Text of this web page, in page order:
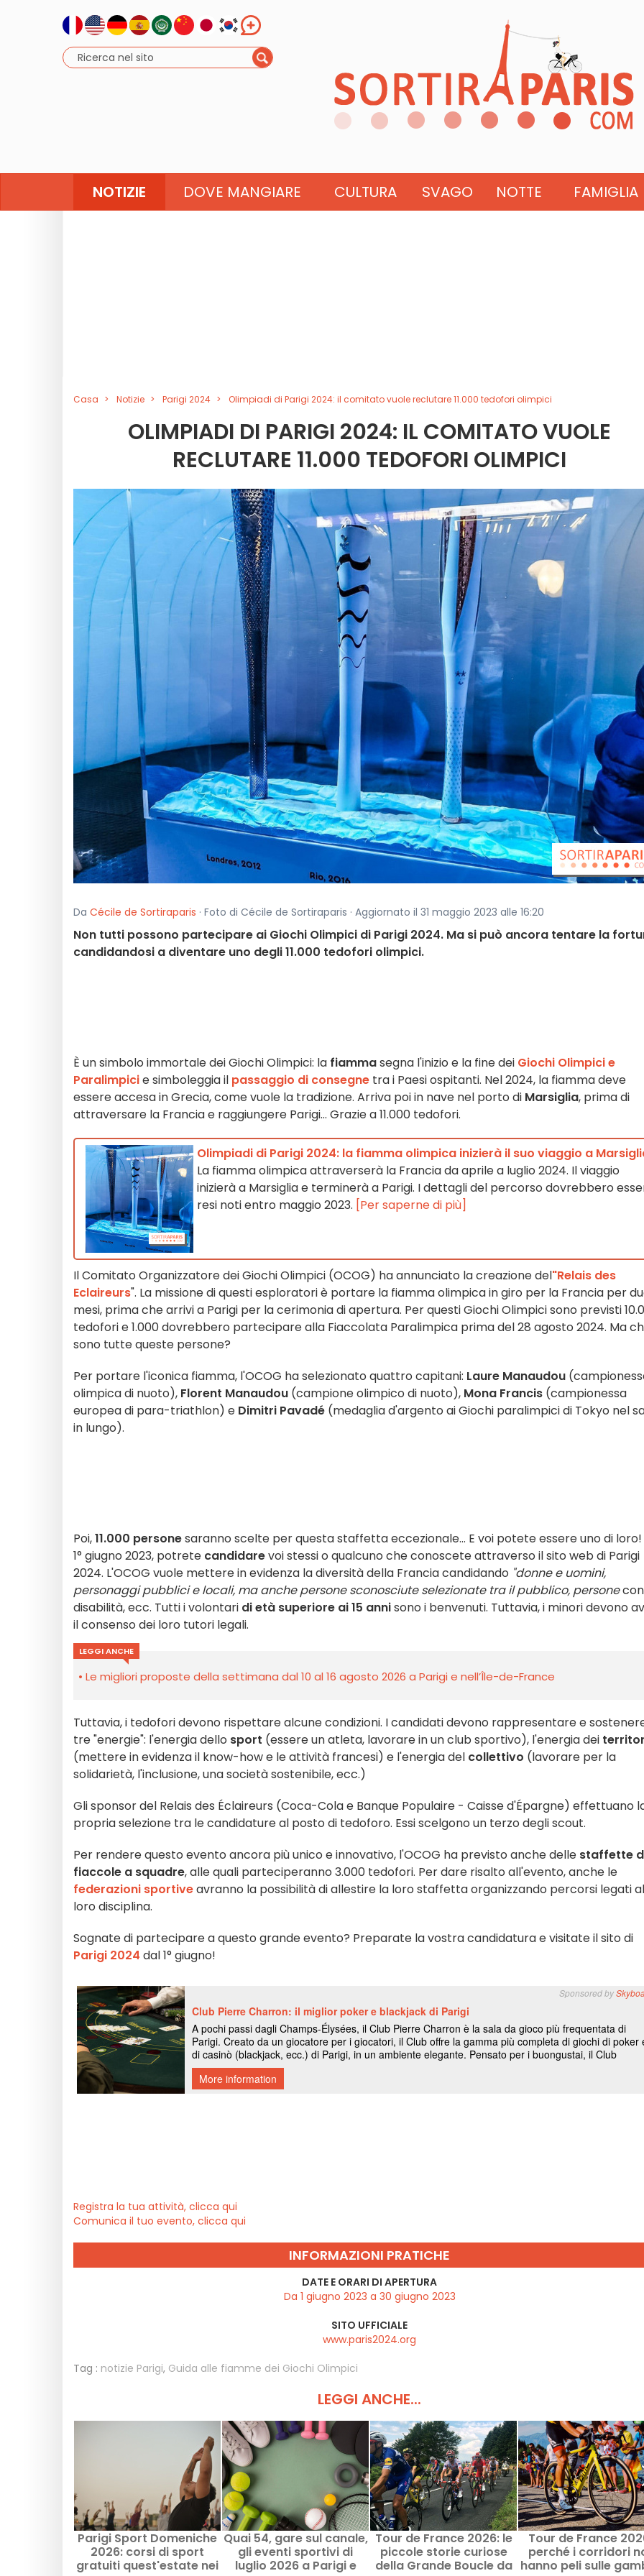
NOTIZIE DOVE MANGIARE CULTURA SVAGO NOTTE FAMIGLIA
Casa Notizie Parigi 2024 Olimpiadi di Parigi 2024: il comitato vuole reclutare 11.000 tedofori olimpici
OLIMPIADI DI PARIGI 2024: IL COMITATO VUOLE
RECLUTARE 11.000 TEDOFORI OLIMPICI
Da Cécile de Sortiraparis · Foto di Cécile de Sortiraparis · Aggiornato il 31 maggio 2023 alle 16:20
Non tutti possono partecipare ai Giochi Olimpici di Parigi 2024. Ma si può ancora tentare la
candidandosi a diventare uno degli 11.000 tedofori olimpici.
È un simbolo immortale dei Giochi Olimpici: la fiammasegna l'inizio e la fine dei Giochi Olimpici e
Paralimpicie simboleggia il passaggio di consegne tra i Paesi ospitanti. Nel 2024, la fiamma deve
essere accesa in Grecia, come vuole la tradizione. Arriva poi in nave nel porto di Marsiglia, prima di
attraversare la Francia e raggiungere Parigi... Grazie a 11.000 tedofori.
Olimpiadi di Parigi 2024: la fiamma olimpica inizierà il suo viaggio a
La fiamma olimpica attraverserà la Francia da aprile a luglio 2024. Il viaggio
inizierà a Marsiglia e terminerà a Parigi. I dettagli del percorso dovrebbero
resi noti entro maggio 2023. [Per saperne di più]
Il Comitato Organizzatore dei Giochi Olimpici (OCOG) ha annunciato la creazione del"Relais des
Eclaireurs". La missione di questi esploratori è portare la fiamma olimpica in giro per la Francia per
mesi, prima che arrivi a Parigi per la cerimonia di apertura. Per questi Giochi Olimpici sono previsti
tedofori e 1.000 dovrebbero partecipare alla Fiaccolata Paralimpica prima del 28 agosto 2024. Ma
sono tutte queste persone?
Per portare l'iconica fiamma, l'OCOG ha selezionato quattro capitani: Laure Manaudou
olimpica di nuoto), Florent Manaudou (campione olimpico di nuoto), Mona Francis (campionessa
europea di para-triathlon) e Dimitri Pavadé (medaglia d'argento ai Giochi paralimpici di Tokyo nel
in lungo).
Poi,11.000 personesaranno scelte per questa staffetta eccezionale... E voi potete essere uno di loro!
1° giugno 2023, potrete candidarevoi stessi o qualcuno che conoscete attraverso il sito web di Parigi
2024. L'OCOG vuole mettere in evidenza la diversità della Francia candidando "donne e uomini,
personaggi pubblici e locali, ma anche persone sconosciute selezionate tra il pubblico, personecon
disabilità, ecc. Tutti i volontari di età superiore ai 15 annisono i benvenuti. Tuttavia, i minori devono
il consenso dei loro tutori legali.
LEGGI ANCHE
Le migliori proposte della settimana dal 10 al 16 agosto 2026 a Parigi e nell’Île-de-France
Tuttavia, i tedofori devono rispettare alcune condizioni. I candidati devono rappresentare e
tre "energie": l'energia dello sport (essere un atleta, lavorare in un club sportivo), l'energia dei
(mettere in evidenza il know-how e le attività francesi) e l'energia del collettivo (lavorare per la
solidarietà, l'inclusione, una società sostenibile, ecc.)
Gli sponsor del Relais des Éclaireurs (Coca-Cola e Banque Populaire - Caisse d'Épargne) effettuano
propria selezione tra le candidature al posto di tedoforo. Essi scelgono un terzo degli scout.
Per rendere questo evento ancora più unico e innovativo, l'OCOG ha previsto anche delle staffette
fiaccole a squadre, alle quali parteciperanno 3.000 tedofori. Per dare risalto all'evento, anche le
federazioni sportiveavranno la possibilità di allestire la loro staffetta organizzando percorsi legati
loro disciplina.
Sognate di partecipare a questo grande evento? Preparate la vostra candidatura e visitate il sito di
Parigi 2024 dal 1° giugno!
Registra la tua attività, clicca qui
Comunica il tuo evento, clicca qui
INFORMAZIONI PRATICHE
DATE E ORARI DI APERTURA
Da 1 giugno 2023 a 30 giugno 2023
SITO UFFICIALE
www.paris2024.org
Tag : notizie Parigi, Guida alle fiamme dei Giochi Olimpici
LEGGI ANCHE...
Parigi Sport Domeniche
2026: corsi di sport
gratuiti quest'estate nei
Quai 54, gare sul canale,
gli eventi sportivi di
luglio 2026 a Parigi e
Tour de France 2026: le
piccole storie curiose
della Grande Boucle da
Tour de France
perché i corridori
hanno peli sulle